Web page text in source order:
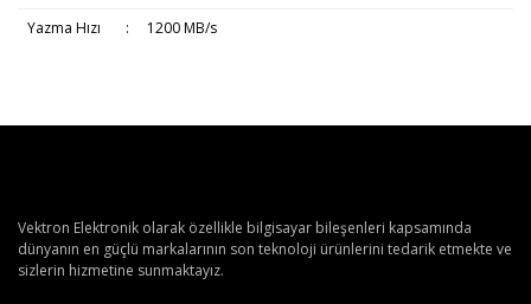
Yazma Hızı
: 1200 MB/s
Vektron Elektronik olarak özellikle bilgisayar bileşenleri kapsamında
dünyanın en güçlü markalarının son teknoloji ürünlerini tedarik etmekte ve
sizlerin hizmetine sunmaktayız.